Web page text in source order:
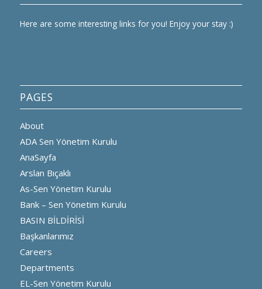
Here are some interesting links for you! Enjoy your stay :)
PAGES
About
ADA Sen Yönetim Kurulu
AnaSayfa
Arslan Bıçaklı
As-Sen Yönetim Kurulu
Bank – Sen Yönetim Kurulu
BASIN BİLDİRİSİ
Başkanlarımız
Careers
Departments
EL-Sen Yönetim Kurulu